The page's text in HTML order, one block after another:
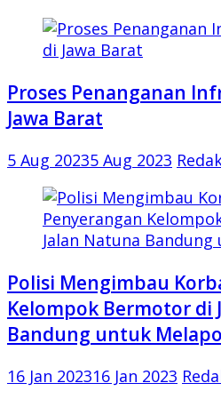
Proses Penanganan
Jawa Barat
5 Aug 20235 Aug 2023
Polisi Mengimbau
Kelompok Bermotor di
Bandung untuk
16 Jan 202316 Jan 2023